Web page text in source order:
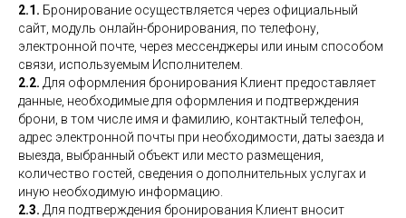
2.1. Бронирование осуществляется через официальный
сайт, модуль онлайн-бронирования, по телефону,
электронной почте, через мессенджеры или иным способом
связи, используемым Исполнителем.
2.2. Для оформления бронирования Клиент предоставляет
данные, необходимые для оформления и подтверждения
брони, в том числе имя и фамилию, контактный телефон,
адрес электронной почты при необходимости, даты заезда и
выезда, выбранный объект или место размещения,
количество гостей, сведения о дополнительных услугах и
иную необходимую информацию.
2.3. Для подтверждения бронирования Клиент вносит